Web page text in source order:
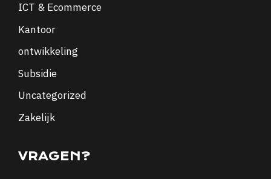
ICT & Ecommerce
Kantoor
ontwikkeling
Subsidie
Uncategorized
Zakelijk
VRAGEN?